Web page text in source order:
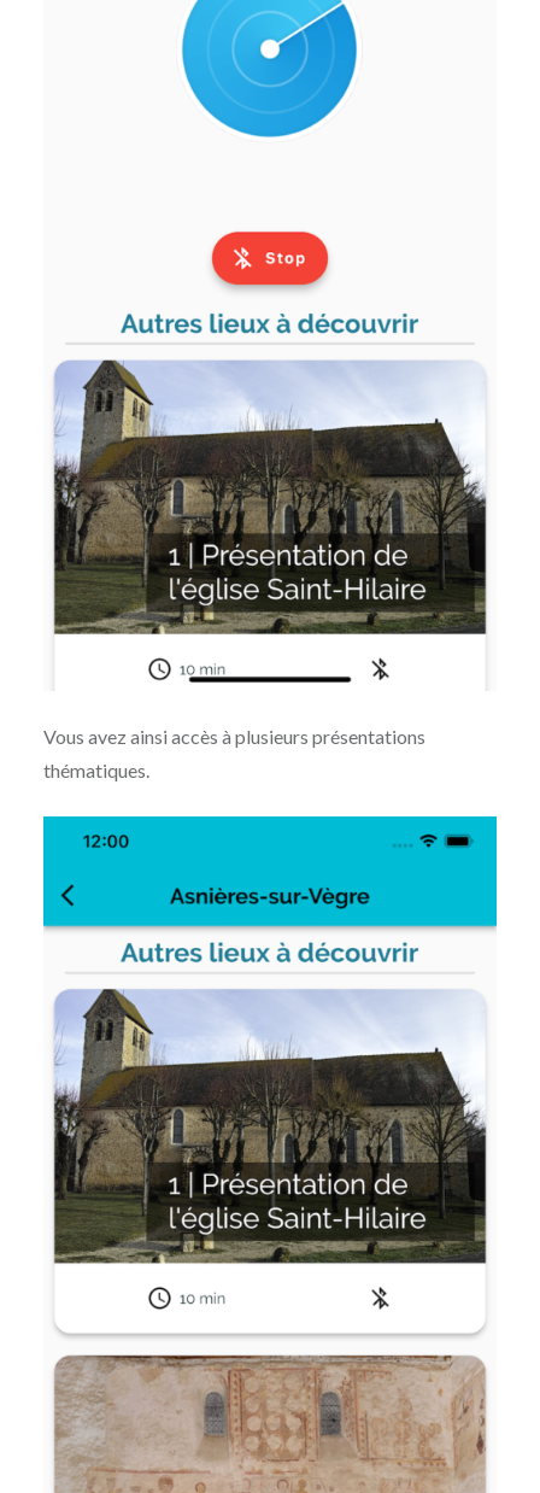
Vous avez ainsi accès à plusieurs présentations
thématiques.